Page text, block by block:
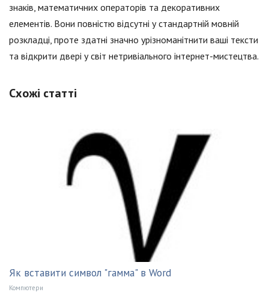
знаків, математичних операторів та декоративних
елементів. Вони повністю відсутні у стандартній мовній
розкладці, проте здатні значно урізноманітнити ваші тексти
та відкрити двері у світ нетривіального інтернет-мистецтва.
Схожі статті
Як вставити символ "гамма" в Word
Компютери